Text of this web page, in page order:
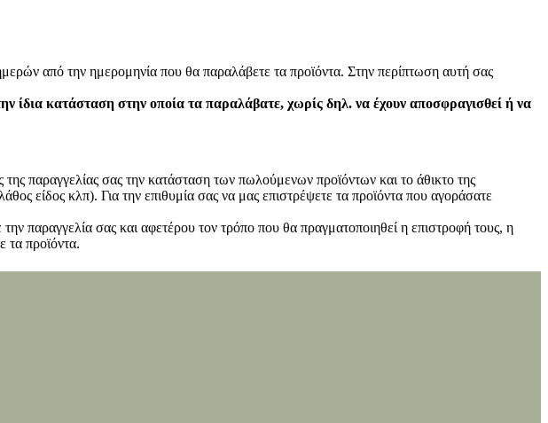
από την ημερομηνία που θα παραλάβετε τα προϊόντα. Στην περίπτωση αυτή σας
ίδια κατάσταση στην οποία τα παραλάβατε, χωρίς δηλ. να έχουν αποσφραγισθεί ή να
παραγγελίας σας την κατάσταση των πωλούμενων προϊόντων και το άθικτο της
είδος κλπ). Για την επιθυμία σας να μας επιστρέψετε τα προϊόντα που αγοράσατε
παραγγελία σας και αφετέρου τον τρόπο που θα πραγματοποιηθεί η επιστροφή τους, η
προϊόντα.